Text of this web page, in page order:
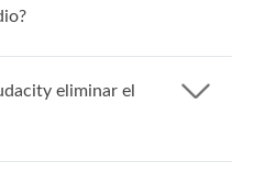
eliminar el